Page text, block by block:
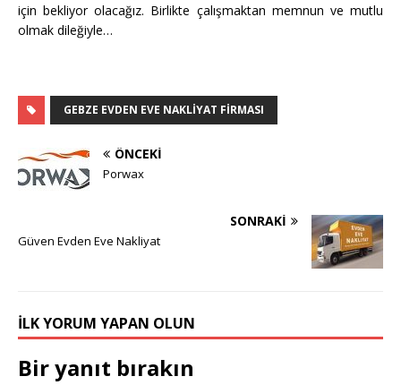
için bekliyor olacağız. Birlikte çalışmaktan memnun ve mutlu
olmak dileğiyle…
GEBZE EVDEN EVE NAKLIYAT FIRMASI
ÖNCEKI
Porwax
SONRAKI
Güven Evden Eve Nakliyat
İLK YORUM YAPAN OLUN
Bir yanıt bırakın